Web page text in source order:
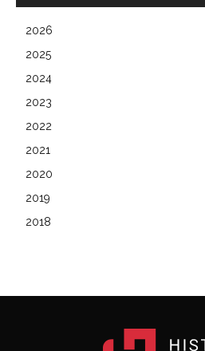
2026
2025
2024
2023
2022
2021
2020
2019
2018